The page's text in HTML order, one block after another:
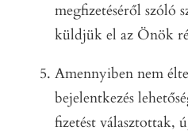
megfizetéséről szóló
küldjük el az Önök
Amennyiben nem
bejelentkezés
fizetést választottak,